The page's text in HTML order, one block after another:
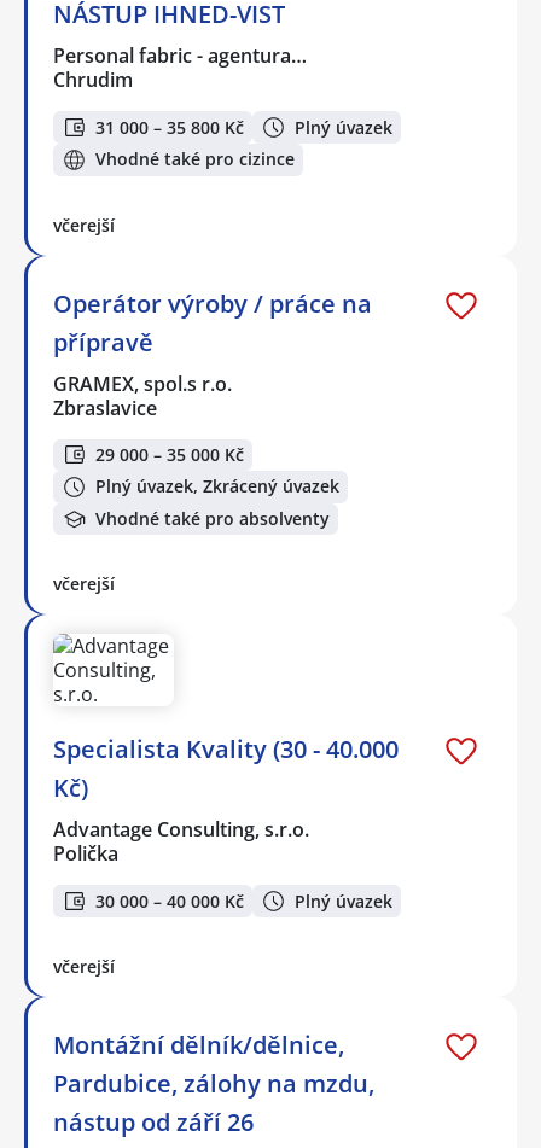
NÁSTUP IHNED-VIST
Personal fabric - agentura…
Chrudim
31 000 – 35 800 Kč
Plný úvazek
Vhodné také pro cizince
včerejší
Operátor výroby / práce na
přípravě
GRAMEX, spol.s r.o.
Zbraslavice
29 000 – 35 000 Kč
Plný úvazek, Zkrácený úvazek
Vhodné také pro absolventy
včerejší
Specialista Kvality (30 - 40.000
Kč)
Advantage Consulting, s.r.o.
Polička
30 000 – 40 000 Kč Plný úvazek
včerejší
Montážní dělník/dělnice,
Pardubice, zálohy na mzdu,
nástup od září 26